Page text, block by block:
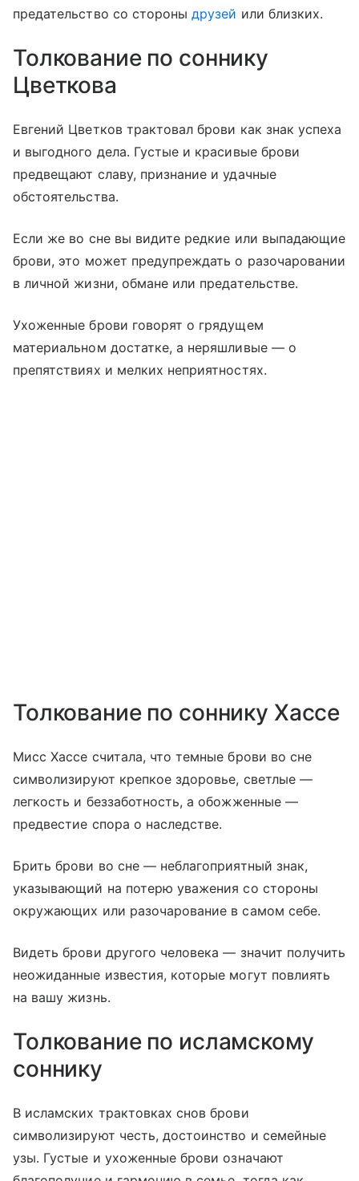
предательство со стороныдрузей или близких.
Толкование по соннику
Цветкова
Евгений Цветков трактовал брови как знак успеха
и выгодного дела. Густые и красивые брови
предвещают славу, признание и удачные
обстоятельства.
Если же во сне вы видите редкие или выпадающие
брови, это может предупреждать о разочаровании
в личной жизни, обмане или предательстве.
Ухоженные брови говорят о грядущем
материальном достатке, а неряшливые — о
препятствиях и мелких неприятностях.
Толкование по соннику Хассе
Мисс Хассе считала, что темные брови во сне
символизируют крепкое здоровье, светлые —
легкость и беззаботность, а обожженные —
предвестие спора о наследстве.
Брить брови во сне — неблагоприятный знак,
указывающий на потерю уважения со стороны
окружающих или разочарование в самом себе.
Видеть брови другого человека — значит получить
неожиданные известия, которые могут повлиять
на вашу жизнь.
Толкование по исламскому
соннику
В исламских трактовках снов брови
символизируют честь, достоинство и семейные
узы. Густые и ухоженные брови означают